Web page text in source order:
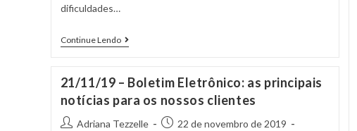
dificuldades…
Continue Lendo
21/11/19 – Boletim Eletrônico: as principais
notícias para os nossos clientes
Adriana Tezzelle
22 de novembro de 2019